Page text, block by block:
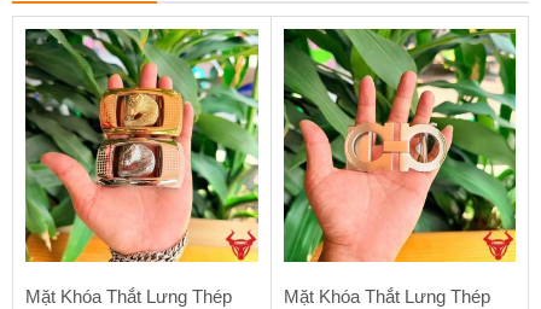
Mặt Khóa Thắt Lưng Thép
Mặt Khóa Thắt Lưng Thép